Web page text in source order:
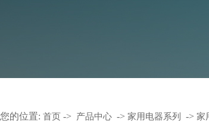
您的位置: 首页 -> 产品中心 -> 家用电器系列 -> 家